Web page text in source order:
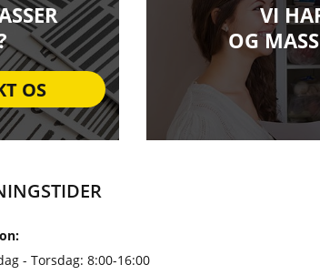
OS
VI
OG
- Torsdag: 8:00-16:00